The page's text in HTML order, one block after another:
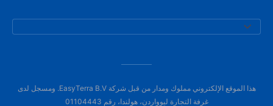
هذا الموقع الإلكتروني مملوك ومدار من قبل شركة EasyTerra B.V. ومسجل لدى
غرفة التجارة ليوواردن، هولندا، رقم 01104443